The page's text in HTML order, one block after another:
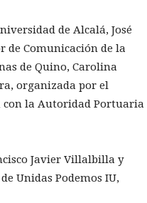
de Alcalá, José
de Comunicación de la
de Quino, Carolina
organizada por el
con la Autoridad Portuaria
Javier Villalbilla y
Unidas Podemos IU,